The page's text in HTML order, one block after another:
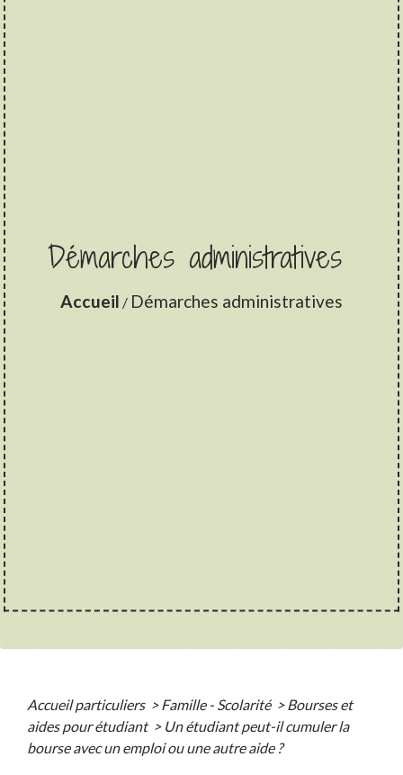
Démarches administratives
Accueil / Démarches administratives
Accueil particuliers > Famille - Scolarité > Bourses et
aides pour étudiant > Un étudiant peut-il cumuler la
bourse avec un emploi ou une autre aide ?